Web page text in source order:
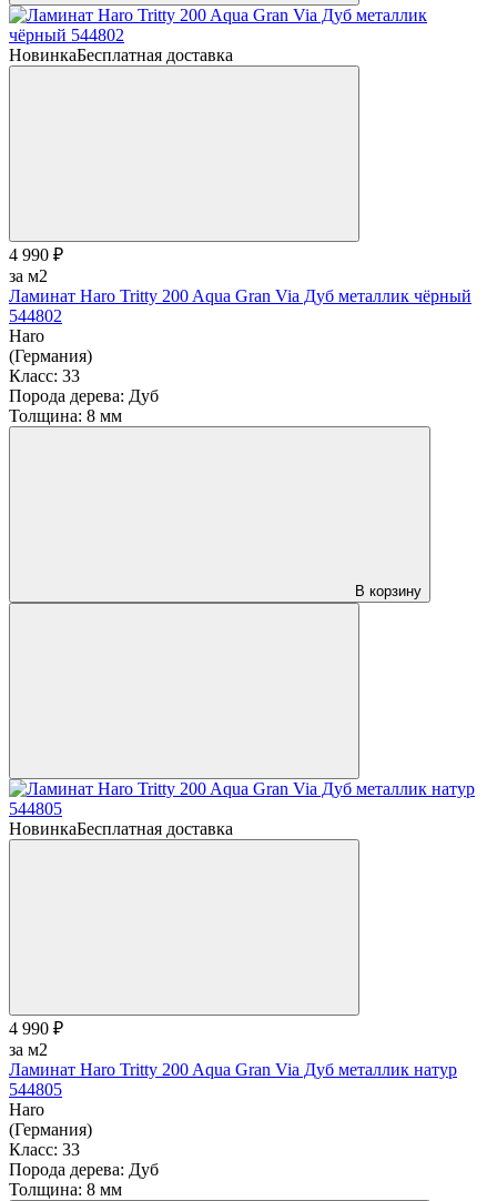
НовинкаБесплатная доставка
4 990 ₽
за м2
Ламинат Haro Tritty 200 Aqua Gran Via Дуб металлик чёрный
544802
Haro
(Германия)
Класс: 33
Порода дерева: Дуб
Толщина: 8 мм
В корзину
НовинкаБесплатная доставка
4 990 ₽
за м2
Ламинат Haro Tritty 200 Aqua Gran Via Дуб металлик натур
544805
Haro
(Германия)
Класс: 33
Порода дерева: Дуб
Толщина: 8 мм